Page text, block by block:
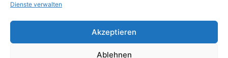
Dienste verwalten
Akzeptieren
Ablehnen
© 2026 VOLUME Magazine. All rights reserved